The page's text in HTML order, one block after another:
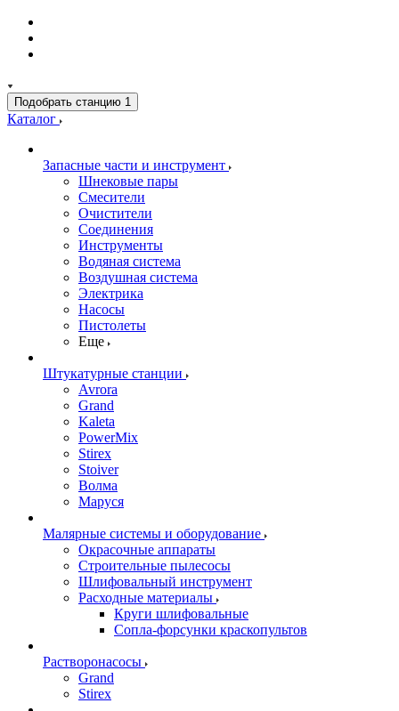
Подобрать станцию 1
Каталог
Запасные части и инструмент
Шнековые пары
Смесители
Очистители
Соединения
Инструменты
Водяная система
Воздушная система
Электрика
Насосы
Пистолеты
Еще
Штукатурные станции
Avrora
Grand
Kaleta
PowerMix
Stirex
Stoiver
Волма
Маруся
Малярные системы и оборудование
Окрасочные аппараты
Строительные пылесосы
Шлифовальный инструмент
Расходные материалы
Круги шлифовальные
Сопла-форсунки краскопультов
Растворонасосы
Grand
Stirex